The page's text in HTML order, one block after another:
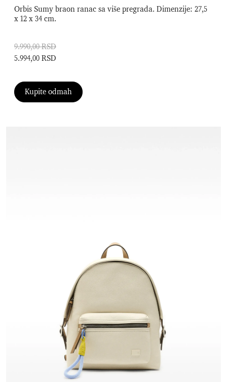
Orbis Sumy braon ranac sa više pregrada. Dimenzije: 27,5
x 12 x 34 cm.
9.990,00 RSD
5.994,00 RSD
Kupite odmah